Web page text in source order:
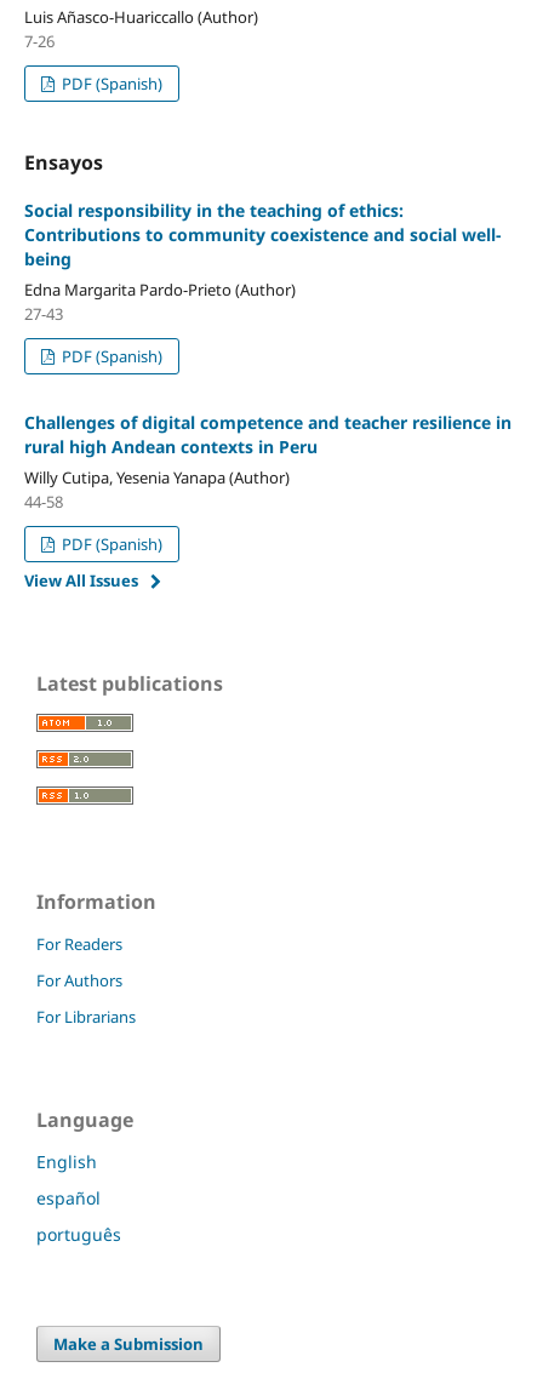
Luis Añasco-Huariccallo (Author)
7-26
PDF (Spanish)
Ensayos
Social responsibility in the teaching of ethics:
Contributions to community coexistence and social well-
being
Edna Margarita Pardo-Prieto (Author)
27-43
PDF (Spanish)
Challenges of digital competence and teacher resilience in
rural high Andean contexts in Peru
Willy Cutipa, Yesenia Yanapa (Author)
44-58
PDF (Spanish)
View All Issues
Latest publications
Information
For Readers
For Authors
For Librarians
Language
English
español
português
Make a Submission